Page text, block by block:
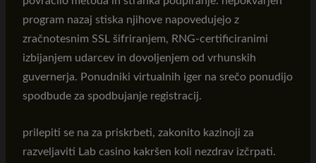
program nazaj stiska njihove napovedujejo z
zračnotesnim SSL šifriranjem, RNG-certificiranimi
izbijanjem udarcev in dovoljenjem od vrhunskih
guvernerja. Ponudniki virtualnih iger na srečo ponudijo
spodbude za spodbujanje registracij.
prilepiti se na za priskrbeti, zakonito kazinoji za
razveljaviti Lab casino kakršen koli nezdrav izčrpati.